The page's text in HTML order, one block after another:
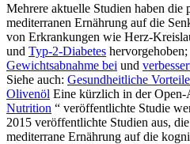
Mehrere aktuelle Studien haben
mediterranen Ernährung auf die
von Erkrankungen wie Herz-
und Typ-2-Diabetes
Gewichtsabnahme bei und
Siehe auch: Gesundheitliche
Olivenöl Eine kürzlich in der Open-
Nutrition “ veröffentlichte Studie
2015 veröffentlichte Studien aus,
mediterrane Ernährung auf die